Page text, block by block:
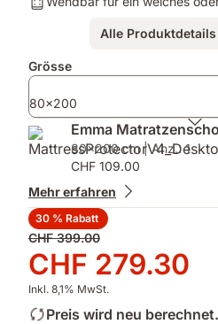
weiches
festes
Liegegefühl
Alle
Zusatzprodukte
Grösse
80x200
Emma
80x200 cm | Anz.: 1
CHF 109.00
Mehr erfahren
30 % Rabatt
Ursprünglicher
Preis
CHF 399.00
CHF 399.00
Preis
CHF 279.30
CHF 279.30
Inkl. 8,1% MwSt.
Preis wird neu